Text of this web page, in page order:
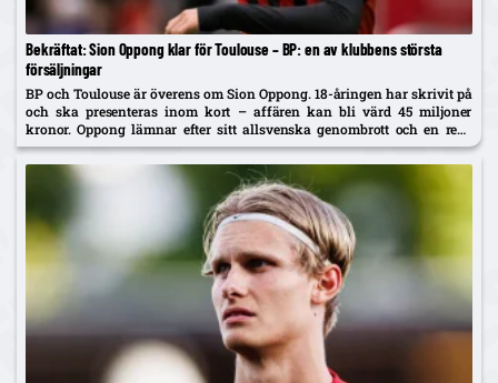
Bekräftat: Sion Oppong klar för Toulouse – BP: en av klubbens största
försäljningar
BP och Toulouse är överens om Sion Oppong. 18-åringen har skrivit på
och ska presenteras inom kort – affären kan bli värd 45 miljoner
kronor. Oppong lämnar efter sitt allsvenska genombrott och en resa
som började i BP som fyraåring.